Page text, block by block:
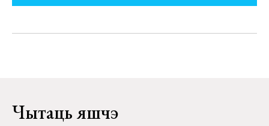
Чытаць яшчэ